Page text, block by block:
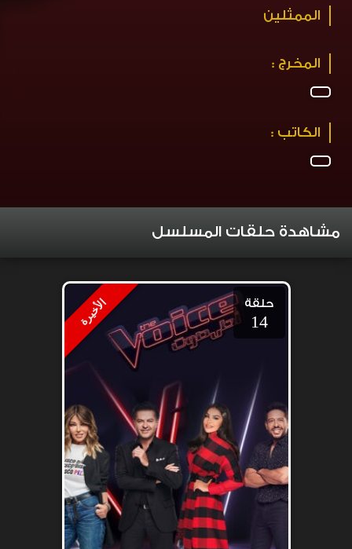
الممثلين
المخرج :
الكاتب :
مشاهدة حلقات المسلسل
الأخيرة حلقة
14